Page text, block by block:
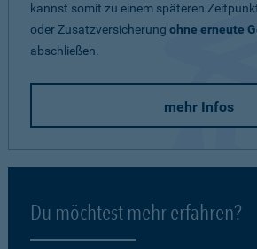
kannst somit zu einem späteren
oder Zusatzversicherung ohne erneute
abschließen.
mehr Infos
Du möchtest mehr erfahren?